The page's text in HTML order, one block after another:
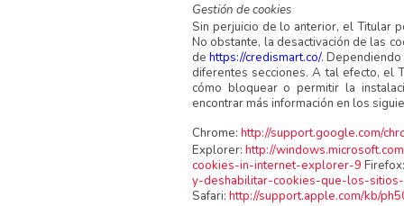
Gestión de cookies
Sin perjuicio de lo anterior, el Titular
No obstante, la desactivación de las
de https://credismart.co/.
diferentes secciones. A tal efecto, el
cómo bloquear o permitir la
encontrar más información en los
Chrome: http://support.google.com/
Explorer: http://
cookies-in-internet-explorer-9
y-deshabilitar-cookies-que-los-
Safari: http://support.apple.com/kb/